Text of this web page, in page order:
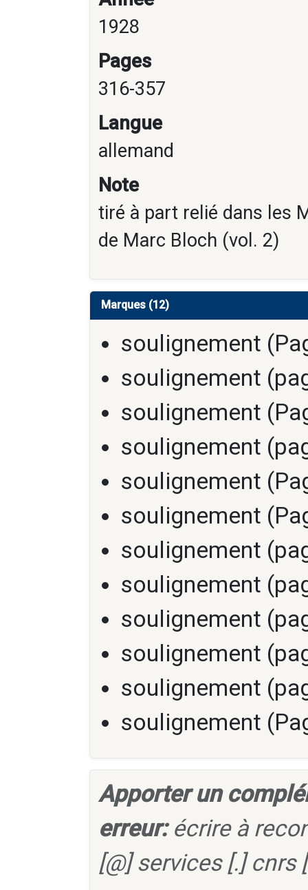
1928
Pages
316-357
Langue
allemand
Note
tiré à part relié dans les
de Marc Bloch (vol. 2)
Marques (12)
soulignement
soulignement
soulignement
soulignement
soulignement
soulignement
soulignement
soulignement
soulignement
soulignement
soulignement
soulignement
Apporter un
erreur:écrire à
[@] services [.] cnrs